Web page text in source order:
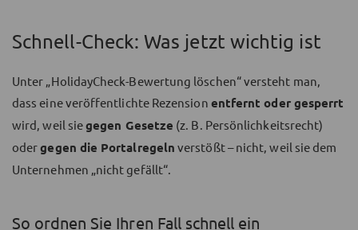
Schnell-Check: Was jetzt wichtig ist
Unter „HolidayCheck-Bewertung löschen“ versteht man,
dass eine veröffentlichte Rezension entfernt oder gesperrt
wird, weil siegegen Gesetze (z. B. Persönlichkeitsrecht)
odergegen die Portalregeln verstößt – nicht, weil sie dem
Unternehmen „nicht gefällt“.
So ordnen Sie Ihren Fall schnell ein